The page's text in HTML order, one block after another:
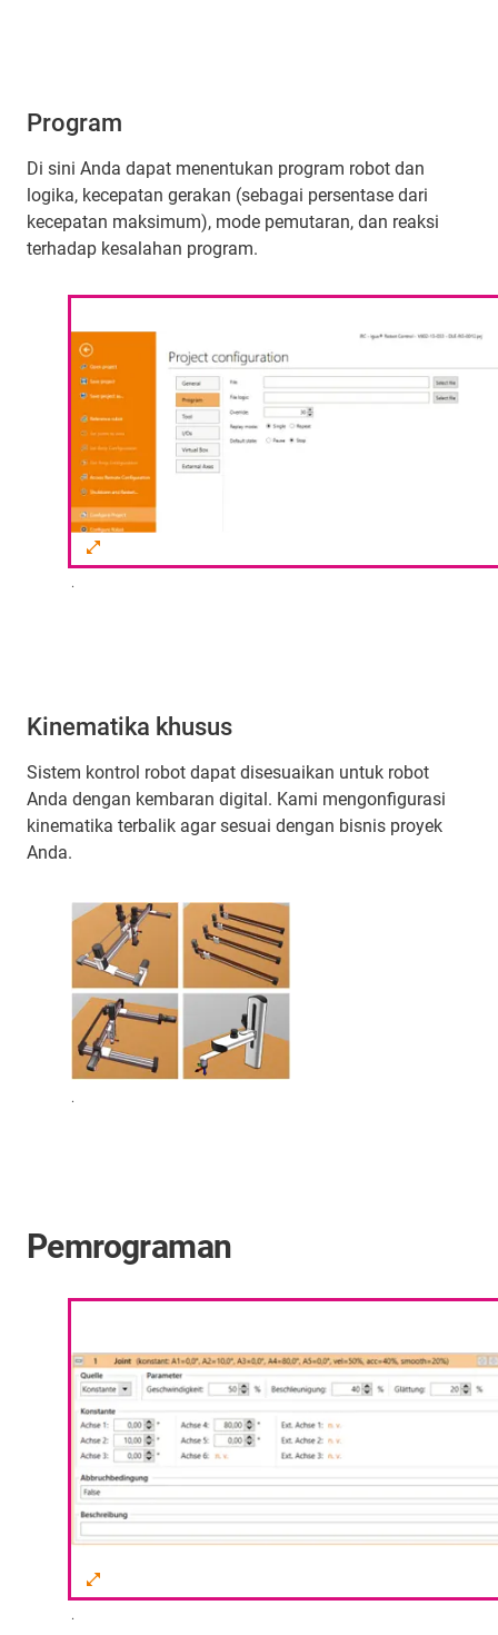
.
Program
Di sini Anda dapat menentukan program robot dan
logika, kecepatan gerakan (sebagai persentase dari
kecepatan maksimum), mode pemutaran, dan reaksi
terhadap kesalahan program.
.
Kinematika khusus
Sistem kontrol robot dapat disesuaikan untuk robot
Anda dengan kembaran digital. Kami mengonfigurasi
kinematika terbalik agar sesuai dengan bisnis proyek
Anda.
Pemrograman
.